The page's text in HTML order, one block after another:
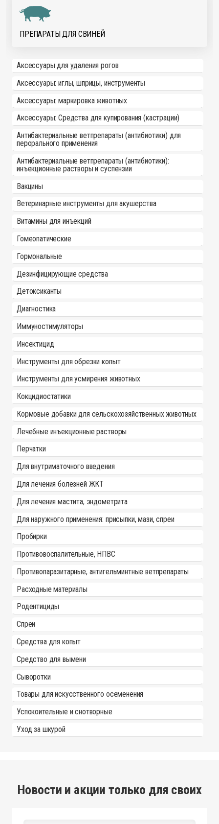
ПРЕПАРАТЫ ДЛЯ СВИНЕЙ
Аксессуары для удаления рогов
Аксессуары: иглы, шприцы, инструменты
Аксессуары: маркировка животных
Аксессуары: Средства для купирования (кастрации)
Антибактериальные ветпрепараты (антибиотики) для
перорального применения
Антибактериальные ветпрепараты (антибиотики):
инъекционные растворы и суспензии
Вакцины
Ветеринарные инструменты для акушерства
Витамины для инъекций
Гомеопатические
Гормональные
Дезинфицирующие средства
Детоксиканты
Диагностика
Иммуностимуляторы
Инсектицид
Инструменты для обрезки копыт
Инструменты для усмирения животных
Кокцидиостатики
Кормовые добавки для сельскохозяйственных животных
Лечебные инъекционные растворы
Перчатки
Для внутриматочного введения
Для лечения болезней ЖКТ
Для лечения мастита, эндометрита
Для наружного применения: присыпки, мази, спреи
Пробирки
Противовоспалительные, НПВС
Противопаразитарные, антигельминтные ветпрепараты
Расходные материалы
Родентициды
Спреи
Средства для копыт
Средство для вымени
Сыворотки
Товары для искусственного осеменения
Успокоительные и снотворные
Уход за шкурой
Новости и акции только для своих